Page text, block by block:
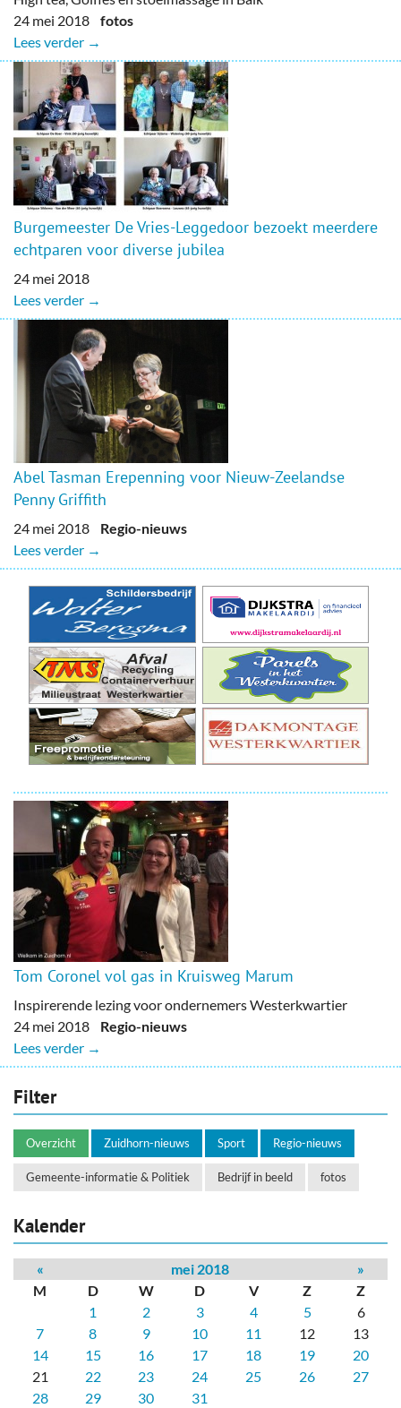
24 mei 2018 fotos
Lees verder →
Burgemeester De Vries-Leggedoor bezoekt meerdere
echtparen voor diverse jubilea
24 mei 2018
Lees verder →
Abel Tasman Erepenning voor Nieuw-Zeelandse
Penny Griffith
24 mei 2018 Regio-nieuws
Lees verder →
Tom Coronel vol gas in Kruisweg Marum
Inspirerende lezing voor ondernemers Westerkwartier
24 mei 2018 Regio-nieuws
Lees verder →
Filter
Overzicht Zuidhorn-nieuws Sport Regio-nieuws
Gemeente-informatie & Politiek Bedrijf in beeld fotos
Kalender
« mei 2018
»
M
D W D V Z
Z
1
2 3 4 5
6
7
8 9 10 11 12
13
14
15 16 17 18 19
20
21
22 23 24 25 26
27
28
29 30 31